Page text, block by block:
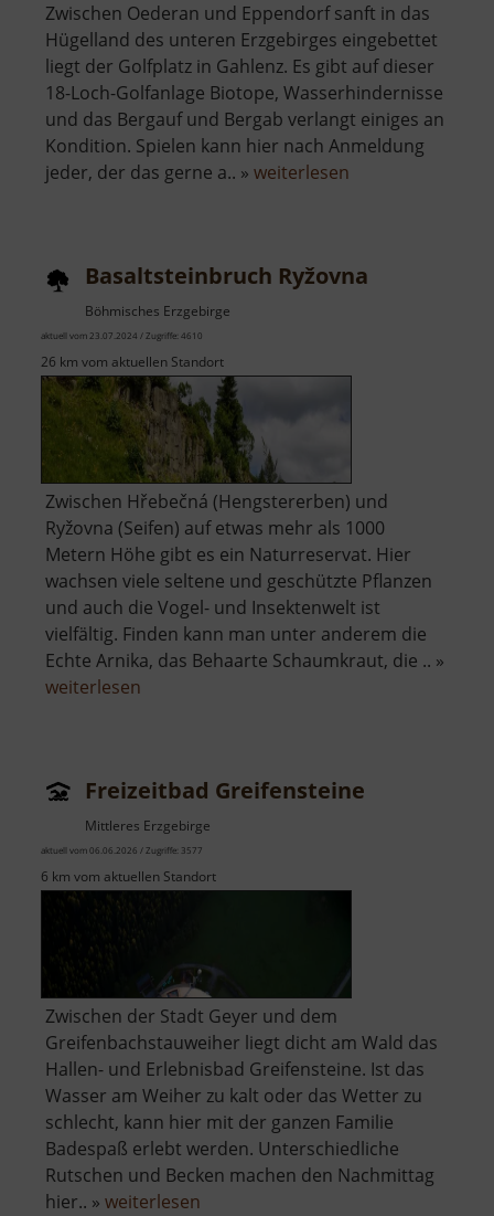
Zwischen Oederan und Eppendorf sanft in das
Hügelland des unteren Erzgebirges eingebettet
liegt der Golfplatz in Gahlenz. Es gibt auf dieser
18-Loch-Golfanlage Biotope, Wasserhindernisse
und das Bergauf und Bergab verlangt einiges an
Kondition. Spielen kann hier nach Anmeldung
jeder, der das gerne a.. » weiterlesen
Basaltsteinbruch Ryžovna
Böhmisches Erzgebirge
aktuell vom 23.07.2024 / Zugriffe: 4610
26 km vom aktuellen Standort
Zwischen Hřebečná (Hengstererben) und
Ryžovna (Seifen) auf etwas mehr als 1000
Metern Höhe gibt es ein Naturreservat. Hier
wachsen viele seltene und geschützte Pflanzen
und auch die Vogel- und Insektenwelt ist
vielfältig. Finden kann man unter anderem die
Echte Arnika, das Behaarte Schaumkraut, die .. »
weiterlesen
Freizeitbad Greifensteine
Mittleres Erzgebirge
aktuell vom 06.06.2026 / Zugriffe: 3577
6 km vom aktuellen Standort
Zwischen der Stadt Geyer und dem
Greifenbachstauweiher liegt dicht am Wald das
Hallen- und Erlebnisbad Greifensteine. Ist das
Wasser am Weiher zu kalt oder das Wetter zu
schlecht, kann hier mit der ganzen Familie
Badespaß erlebt werden. Unterschiedliche
Rutschen und Becken machen den Nachmittag
hier.. » weiterlesen